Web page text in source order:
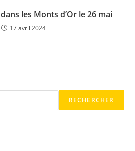
les Monts d’Or le 26 mai
17 avril 2024
RECHERCHER